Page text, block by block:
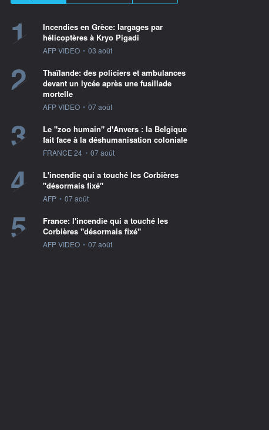
1
Incendies en Grèce: largages par
hélicoptères à Kryo Pigadi
information fournie par
AFP VIDEO • 03 août
2
Thaïlande: des policiers et ambulances
devant un lycée après une fusillade
mortelle
information fournie par
AFP VIDEO • 07 août
3
Le "zoo humain" d'Anvers : la Belgique
fait face à la déshumanisation coloniale
information fournie par
FRANCE 24 • 07 août
4
L'incendie qui a touché les Corbières
"désormais fixé"
information fournie par
AFP • 07 août
5
France: l'incendie qui a touché les
Corbières "désormais fixé"
information fournie par
AFP VIDEO • 07 août